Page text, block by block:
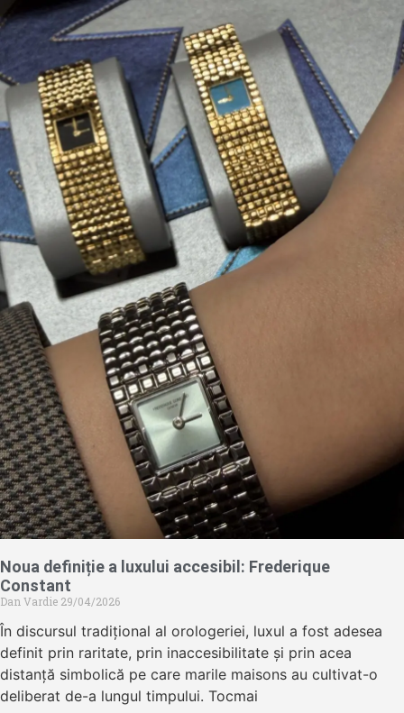
Noua definiție a luxului accesibil: Frederique
Constant
Dan Vardie 29/04/2026
În discursul tradițional al orologeriei, luxul a fost adesea
definit prin raritate, prin inaccesibilitate și prin acea
distanță simbolică pe care marile maisons au cultivat-o
deliberat de-a lungul timpului. Tocmai